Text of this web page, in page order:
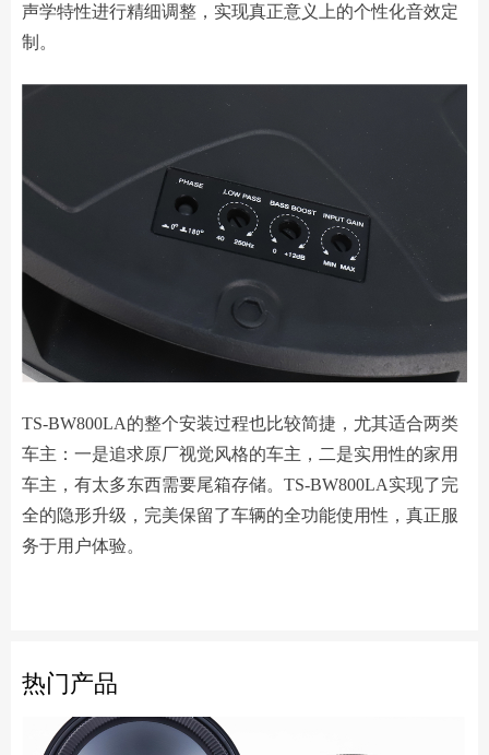
声学特性进行精细调整，实现真正意义上的个性化音效定
制。
TS-BW800LA的整个安装过程也比较简捷，尤其适合两类
车主：一是追求原厂视觉风格的车主，二是实用性的家用
车主，有太多东西需要尾箱存储。TS-BW800LA实现了完
全的隐形升级，完美保留了车辆的全功能使用性，真正服
务于用户体验。
热门产品